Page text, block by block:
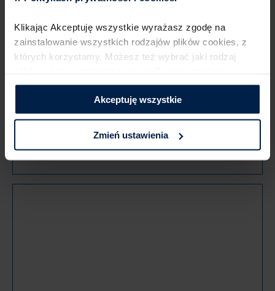
Klikając Akceptuję wszystkie wyrażasz zgodę na
zainstalowanie wszystkich rodzajów plików cookies,​ z
których korzystamy. Możesz też wybrać jaki rodzaj
klikając Zmień ustawienia.​ ​
Akceptuję wszystkie
Zmień ustawienia
Czekolada Gorzka z orzechami 90g